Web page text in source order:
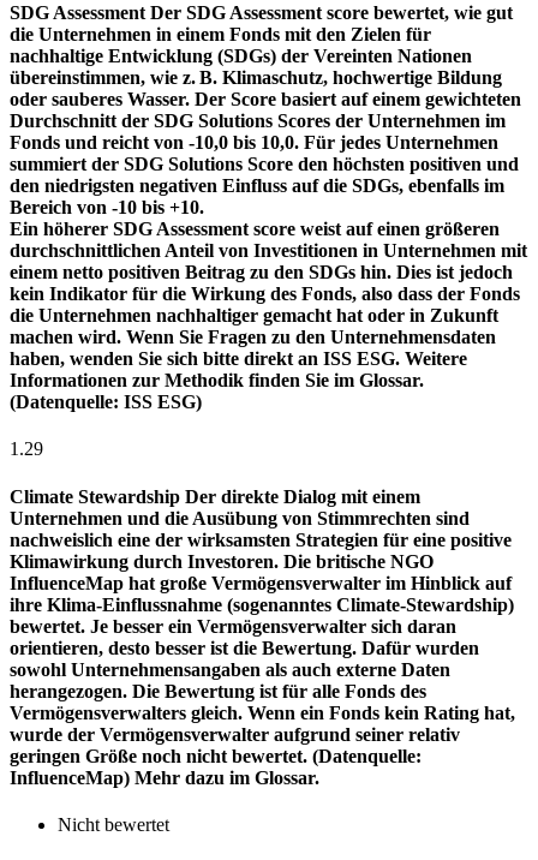
SDG Assessment Der SDG Assessment score bewertet, wie gut
die Unternehmen in einem Fonds mit den Zielen für
nachhaltige Entwicklung (SDGs) der Vereinten Nationen
übereinstimmen, wie z. B. Klimaschutz, hochwertige Bildung
oder sauberes Wasser. Der Score basiert auf einem gewichteten
Durchschnitt der SDG Solutions Scores der Unternehmen im
Fonds und reicht von -10,0 bis 10,0. Für jedes Unternehmen
summiert der SDG Solutions Score den höchsten positiven und
den niedrigsten negativen Einfluss auf die SDGs, ebenfalls im
Bereich von -10 bis +10.
Ein höherer SDG Assessment score weist auf einen größeren
durchschnittlichen Anteil von Investitionen in Unternehmen mit
einem netto positiven Beitrag zu den SDGs hin. Dies ist jedoch
kein Indikator für die Wirkung des Fonds, also dass der Fonds
die Unternehmen nachhaltiger gemacht hat oder in Zukunft
machen wird. Wenn Sie Fragen zu den Unternehmensdaten
haben, wenden Sie sich bitte direkt an ISS ESG. Weitere
Informationen zur Methodik finden Sie im Glossar.
(Datenquelle: ISS ESG)
1.29
Climate Stewardship Der direkte Dialog mit einem
Unternehmen und die Ausübung von Stimmrechten sind
nachweislich eine der wirksamsten Strategien für eine positive
Klimawirkung durch Investoren. Die britische NGO
InfluenceMap hat große Vermögensverwalter im Hinblick auf
ihre Klima-Einflussnahme (sogenanntes Climate-Stewardship)
bewertet. Je besser ein Vermögensverwalter sich daran
orientieren, desto besser ist die Bewertung. Dafür wurden
sowohl Unternehmensangaben als auch externe Daten
herangezogen. Die Bewertung ist für alle Fonds des
Vermögensverwalters gleich. Wenn ein Fonds kein Rating hat,
wurde der Vermögensverwalter aufgrund seiner relativ
geringen Größe noch nicht bewertet. (Datenquelle:
InfluenceMap) Mehr dazu im Glossar.
Nicht bewertet